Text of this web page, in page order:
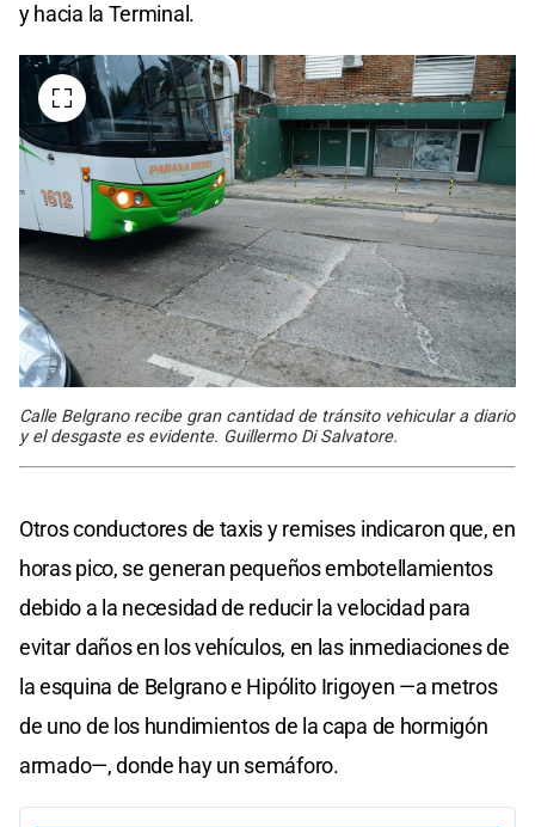
y hacia la Terminal.
Calle Belgrano recibe gran cantidad de tránsito vehicular a diario
y el desgaste es evidente. Guillermo Di Salvatore.
Otros conductores de taxis y remises indicaron que, en
horas pico, se generan pequeños embotellamientos
debido a la necesidad de reducir la velocidad para
evitar daños en los vehículos, en las inmediaciones de
la esquina de Belgrano e Hipólito Irigoyen —a metros
de uno de los hundimientos de la capa de hormigón
armado—, donde hay un semáforo.